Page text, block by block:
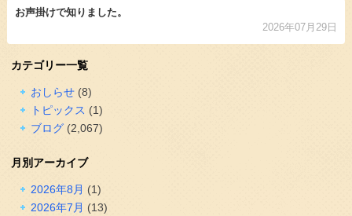
お声掛けで知りました。
2026年07月29日
カテゴリー一覧
おしらせ(8)
トピックス (1)
ブログ(2,067)
月別アーカイブ
2026年8月 (1)
2026年7月 (13)